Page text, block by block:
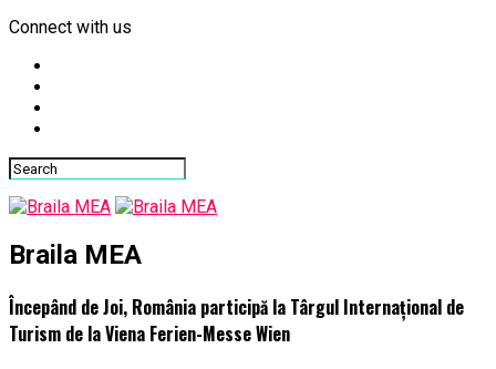
Connect with us
Braila MEA
Începând de Joi, România participă la Târgul Internațional de
Turism de la Viena Ferien-Messe Wien